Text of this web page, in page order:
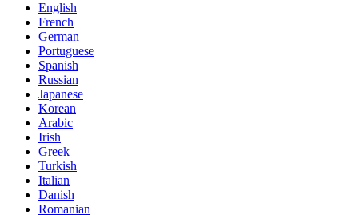
English
French
German
Portuguese
Spanish
Russian
Japanese
Korean
Arabic
Irish
Greek
Turkish
Italian
Danish
Romanian